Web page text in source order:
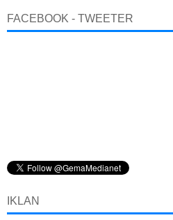
FACEBOOK - TWEETER
IKLAN